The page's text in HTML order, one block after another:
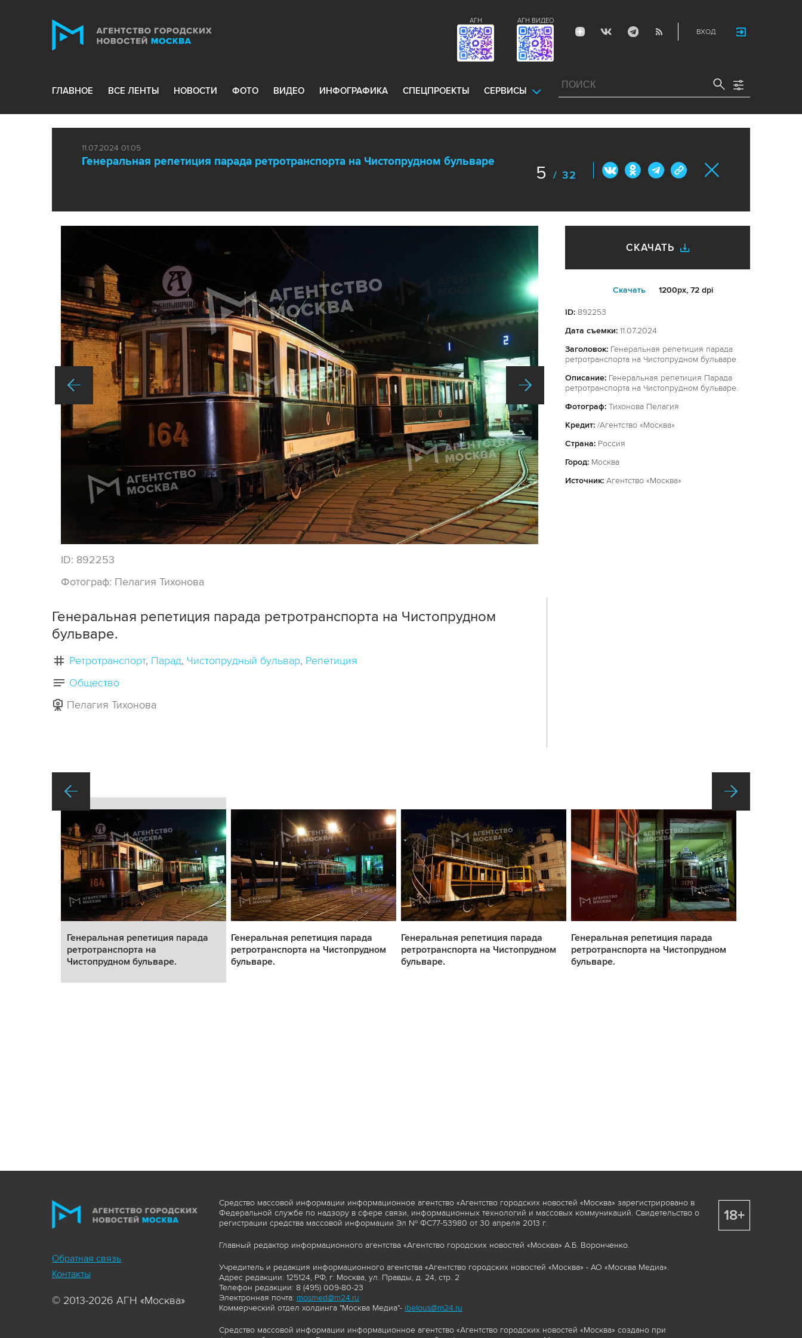
ВХОД
АГН ВИДЕО
АГН
ГЛАВНОЕ ВСЕ ЛЕНТЫ НОВОСТИ ФОТО ВИДЕО ИНФОГРАФИКА СПЕЦПРОЕКТЫ СЕРВИСЫ
11.07.2024 01:05
Генеральная репетиция парада ретротранспорта на Чистопрудном бульваре
5 / 32
ID: 892253
Фотограф: Пелагия Тихонова
СКАЧАТЬ
Cкачать 1200px, 72 dpi
ID: 892253
Дата съемки: 11.07.2024
Заголовок: Генеральная репетиция парада
ретротранспорта на Чистопрудном бульваре
Описание: Генеральная репетиция Парада
ретротранспорта на Чистопрудном бульваре.
Фотограф: Тихонова Пелагия
Кредит: /Агентство «Москва»
Страна: Россия
Город: Москва
Источник: Агентство «Москва»
Генеральная репетиция парада ретротранспорта на Чистопрудном
бульваре.
Ретротранспорт Парад Чистопрудный бульвар Репетиция
Общество
Пелагия Тихонова
Генеральная репетиция парада
ретротранспорта на
Чистопрудном бульваре.
Генеральная репетиция парада
ретротранспорта на Чистопрудном
бульваре.
Генеральная репетиция парада
ретротранспорта на Чистопрудном
бульваре.
Генеральная репетиция парада
ретротранспорта на Чистопрудном
бульваре.
Обратная связь
Контакты
© 2013-2026 АГН «Москва»
Средство массовой информации информационное агентство «Агентство городских новостей «Москва» зарегистрировано в
Федеральной службе по надзору в сфере связи, информационных технологий и массовых коммуникаций. Свидетельство о
регистрации средства массовой информации Эл № ФС77-53980 от 30 апреля 2013 г.
Главный редактор информационного агентства «Агентство городских новостей «Москва» А.Б. Воронченко.
Учредитель и редакция информационного агентства «Агентство городских новостей «Москва» - АО «Москва Медиа».
Адрес редакции: 125124, РФ, г. Москва, ул. Правды, д. 24, стр. 2
Телефон редакции: 8 (495) 009-80-23
Электронная почта: mosmed@m24.ru
Коммерческий отдел холдинга "Москва Медиа"- ibelous@m24.ru
Средство массовой информации информационное агентство «Агентство городских новостей «Москва» создано при
18+